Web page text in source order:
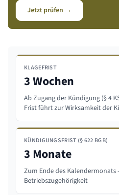
Jetzt prüfen →
KLAGEFRIST
3 Wochen
Ab Zugang der Kündigung (§ 4
Frist führt zur Wirksamkeit der
KÜNDIGUNGSFRIST (§ 622 BGB)
3 Monate
Zum Ende des Kalendermonats
Betriebszugehörigkeit